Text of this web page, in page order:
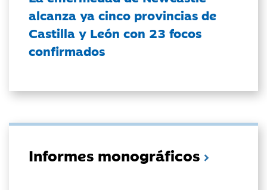
alcanza ya cinco provincias de
Castilla y León con 23 focos
confirmados
Informes monográficos